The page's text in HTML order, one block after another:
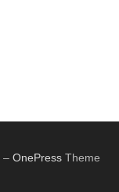
– OnePressTheme